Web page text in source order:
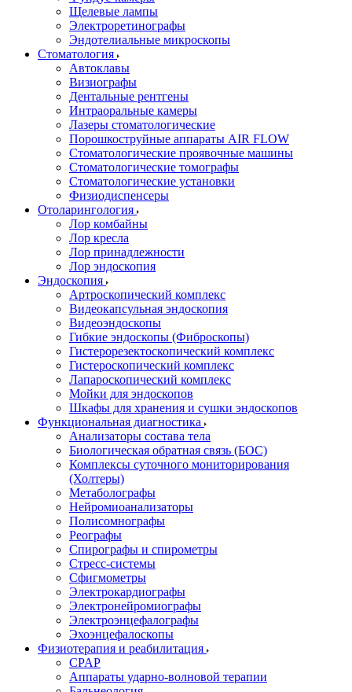
Щелевые лампы
Электроретинографы
Эндотелиальные микроскопы
Стоматология
Автоклавы
Визиографы
Дентальные рентгены
Интраоральные камеры
Лазеры стоматологические
Порошкоструйные аппараты AIR FLOW
Стоматологические проявочные машины
Стоматологические томографы
Стоматологические установки
Физиодиспенсеры
Отоларингология
Лор комбайны
Лор кресла
Лор принадлежности
Лор эндоскопия
Эндоскопия
Артроскопический комплекс
Видеокапсульная эндоскопия
Видеоэндоскопы
Гибкие эндоскопы (Фиброcкопы)
Гистерорезектоскопический комплекс
Гистероскопический комплекс
Лапароскопический комплекс
Мойки для эндоскопов
Шкафы для хранения и сушки эндоскопов
Функциональная диагностика
Анализаторы состава тела
Биологическая обратная связь (БОС)
Комплексы суточного мониторирования
(Холтеры)
Метаболографы
Нейромиоанализаторы
Полисомнографы
Реографы
Спирографы и спирометры
Стресс-системы
Сфигмометры
Электрокардиографы
Электронейромиографы
Электроэнцефалографы
Эхоэнцефалоскопы
Физиотерапия и реабилитация
CPAP
Аппараты ударно-волновой терапии